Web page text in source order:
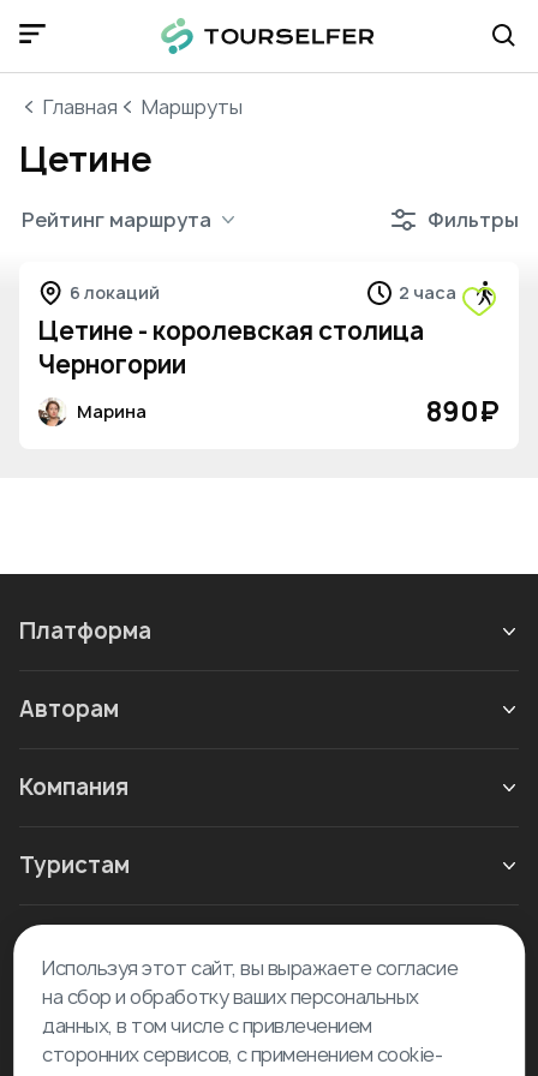
Главная Маршруты
Цетине
Рейтинг маршрута Фильтры
6 локаций 2 часа
Цетине - королевская столица
Черногории
Марина 890₽
Платформа
Авторам
Компания
Туристам
Новое в блоге
Используя этот сайт, вы выражаете согласие
на сбор и обработку ваших персональных
данных, в том числе с привлечением
сторонних сервисов, с применением cookie-